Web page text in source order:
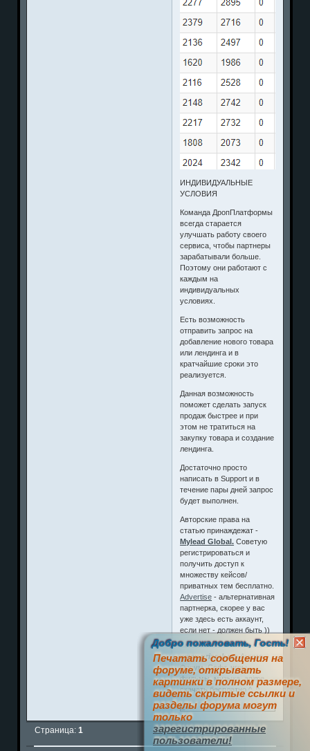
ИНДИВИДУАЛЬНЫЕ
УСЛОВИЯ
Команда ДропПлатформы
всегда старается
улучшать работу своего
сервиса, чтобы партнеры
зарабатывали больше.
Поэтому они работают с
каждым на
индивидуальных
условиях.
Есть возможность
отправить запрос на
добавление нового товара
или лендинга и в
кратчайшие сроки это
реализуется.
Данная возможность
поможет сделать запуск
продаж быстрее и при
этом не тратиться на
закупку товара и создание
лендинга.
Достаточно просто
написать в Support и в
течение пары дней запрос
будет выполнен.
Авторские права на
статью принаждежат -
Mylead Global. Советую
регистрироваться и
получить доступ к
множеству кейсов/
приватных тем бесплатно.
Advertise - альтернативная
партнерка, скорее у вас
уже здесь есть аккаунт,
если нет - должен быть ))
www.prizrak.wsАниме
Форум. Софт, игры,
фильмы, музыка, anime
скачать бесплатно ^_^
0
Страница:1
Добро пожаловать, Гость!
Печатать сообщения на
форуме, открывать
картинки в полном размере,
видеть скрытые ссылки и
разделы форума могут
только
зарегистрированные
пользователи!